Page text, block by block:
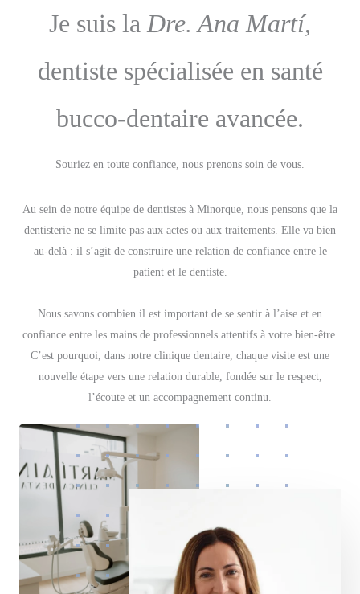
Je suis la Dre. Ana Martí,
dentiste spécialisée en santé
bucco-dentaire avancée.
Souriez en toute confiance, nous prenons soin de vous.
Au sein de notre équipe de dentistes à Minorque, nous pensons que la
dentisterie ne se limite pas aux actes ou aux traitements. Elle va bien
au-delà : il s’agit de construire une relation de confiance entre le
patient et le dentiste.
Nous savons combien il est important de se sentir à l’aise et en
confiance entre les mains de professionnels attentifs à votre bien-être.
C’est pourquoi, dans notre clinique dentaire, chaque visite est une
nouvelle étape vers une relation durable, fondée sur le respect,
l’écoute et un accompagnement continu.